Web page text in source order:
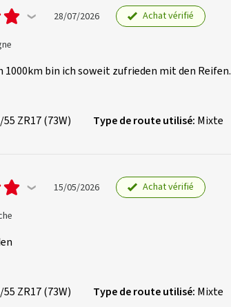
28/07/2026 Achat vérifié
1000km bin ich soweit zufrieden mit den Reifen.
55 ZR17 (73W) Type de route utilisé: Mixte
15/05/2026 Achat vérifié
55 ZR17 (73W) Type de route utilisé: Mixte